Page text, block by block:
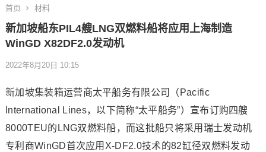
首页 材料
新加坡船东PIL4艘LNG双燃料船将应用上海制造
WinGD X82DF2.0发动机
2022年8月20日 10:15
新加坡集装箱运营商太平船务有限公司（Pacific
International Lines，以下简称“太平船务”）宣布订购四艘
8000TEU的LNG双燃料船，而这批船只将采用瑞士发动机
专利商WinGD首次应用X-DF2.0技术的82缸径双燃料发动